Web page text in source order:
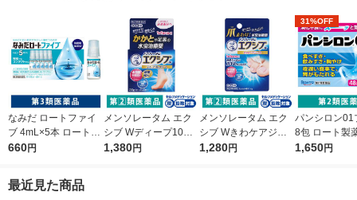
なみだ ロートファイ
ブ 4mL×5本 ロート製
薬 目薬 乾き目 疲れ目
660円
メンソレータム エク
シブ Wディープ10ク
リーム ロート製薬★
1,380円
メンソレータム エク
シブ Wきわケアジェ
ル 15g ロート製薬 ★
1,280円
31%OFF
パンシロン01
8包 ロート製
すぎ・飲みす
1,650円
最近見た商品